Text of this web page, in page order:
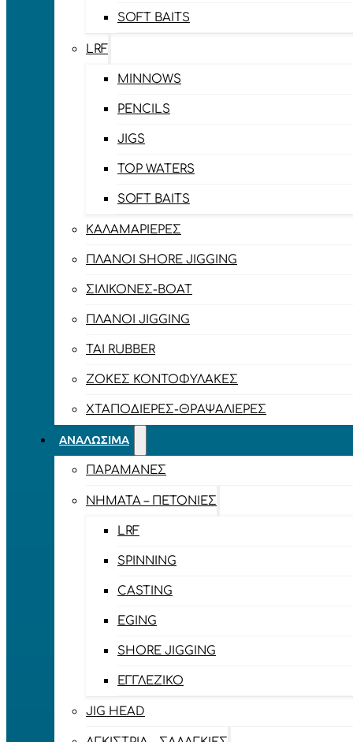
SOFT BAITS
LRF
MINNOWS
PENCILS
JIGS
TOP WATERS
SOFT BAITS
ΚΑΛΑΜΑΡΙΈΡΕΣ
ΠΛΆΝΟΙ SHORE JIGGING
ΣΙΛΙΚΌΝΕΣ-BOAT
ΠΛΆΝΟΙ JIGGING
TAI RUBBER
ΖΌΚΕΣ ΚΟΝΤΟΦΎΛΑΚΕΣ
ΧΤΑΠΟΔΙΈΡΕΣ-ΘΡΑΨΑΛΙΈΡΕΣ
ΑΝΑΛΏΣΙΜΑ
ΠΑΡΑΜΆΝΕΣ
ΝΉΜΑΤΑ – ΠΕΤΟΝΙΈΣ
LRF
SPINNING
CASTING
EGING
SHORE JIGGING
ΕΓΓΛΈΖΙΚΟ
JIG HEAD